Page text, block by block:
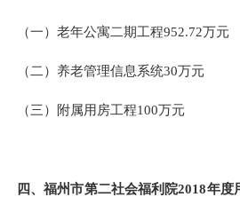
（一） 老年公寓二期工程952.72万元
（二） 养老管理信息系统30万元
（三） 附属用房工程100万元
四、福州市第二社会福利院2018年度